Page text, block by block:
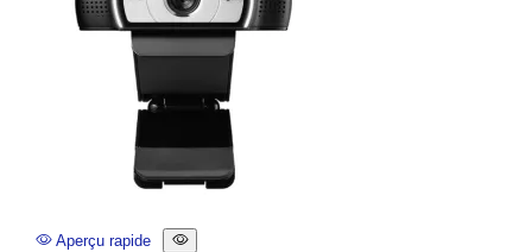
Aperçu rapide